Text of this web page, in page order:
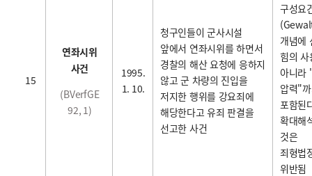
15
연좌시위
사건
(BVerfGE
92, 1)
1995.
1. 10.
청구인들이 군사시설
앞에서 연좌시위를 하면서
경찰의 해산 요청에 응하지
않고 군 차량의 진입을
저지한 행위를 강요죄에
해당한다고 유죄 판결을
선고한 사건
구성요
개념에
힘의 사
아니라
압력"
포함된
확대해
것은
죄형법
위반됨